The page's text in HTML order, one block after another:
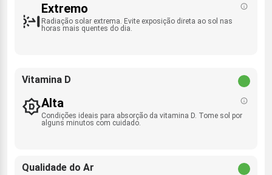
Extremo
Radiação solar extrema. Evite exposição direta ao sol nas
horas mais quentes do dia.
Vitamina D
Alta
Condições ideais para absorção da vitamina D. Tome sol por
alguns minutos com cuidado.
Qualidade do Ar